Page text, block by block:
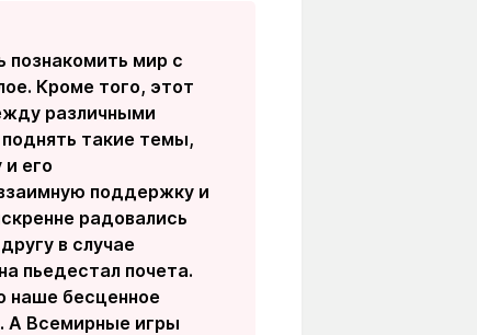
мир с
Кроме того, этот
различными
такие темы,
его
поддержку и
радовались
в случае
пьедестал почета.
наше бесценное
А Всемирные игры